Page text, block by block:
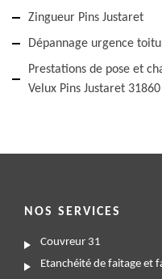
Zingueur Pins Justaret
Dépannage urgence
Prestations de pose et
Velux Pins Justaret 31860
NOS SERVICES
Couvreur 31
Etanchéité de faitage et